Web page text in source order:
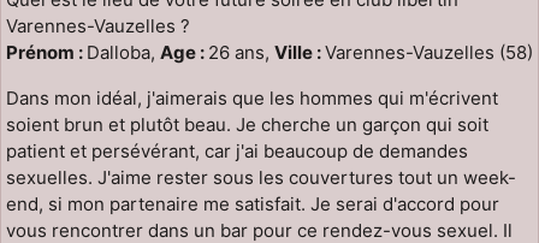
Varennes-Vauzelles ?
Prénom : Dalloba, Age : 26 ans, Ville :Varennes-Vauzelles (58)
Dans mon idéal, j'aimerais que les hommes qui m'écrivent
soient brun et plutôt beau. Je cherche un garçon qui soit
patient et persévérant, car j'ai beaucoup de demandes
sexuelles. J'aime rester sous les couvertures tout un week-
end, si mon partenaire me satisfait. Je serai d'accord pour
vous rencontrer dans un bar pour ce rendez-vous sexuel. Il